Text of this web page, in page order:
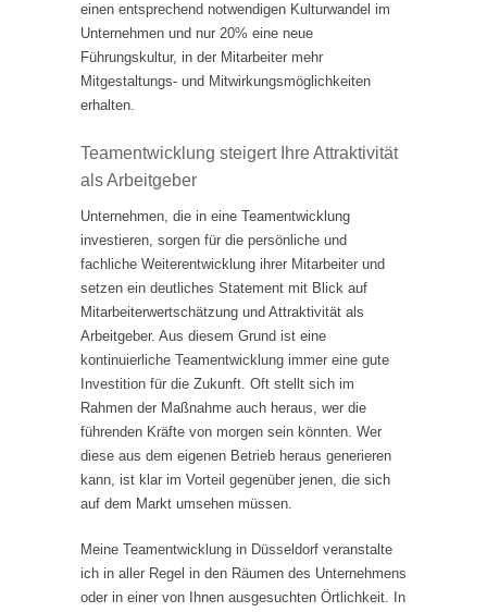
einen entsprechend notwendigen Kulturwandel im
Unternehmen und nur 20% eine neue
Führungskultur, in der Mitarbeiter mehr
Mitgestaltungs- und Mitwirkungsmöglichkeiten
erhalten.
Teamentwicklung steigert Ihre Attraktivität
als Arbeitgeber
Unternehmen, die in eine Teamentwicklung
investieren, sorgen für die persönliche und
fachliche Weiterentwicklung ihrer Mitarbeiter und
setzen ein deutliches Statement mit Blick auf
Mitarbeiterwertschätzung und Attraktivität als
Arbeitgeber. Aus diesem Grund ist eine
kontinuierliche Teamentwicklung immer eine gute
Investition für die Zukunft. Oft stellt sich im
Rahmen der Maßnahme auch heraus, wer die
führenden Kräfte von morgen sein könnten. Wer
diese aus dem eigenen Betrieb heraus generieren
kann, ist klar im Vorteil gegenüber jenen, die sich
auf dem Markt umsehen müssen.
Meine Teamentwicklung in Düsseldorf veranstalte
ich in aller Regel in den Räumen des Unternehmens
oder in einer von Ihnen ausgesuchten Örtlichkeit. In